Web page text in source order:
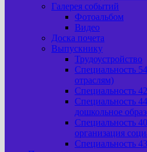
Галерея событий
Фотоальбом
Видео
Доска почета
Выпускнику
Трудоустройство
Специальность
отраслям)
Специальность
Специальность
дошкольное
Специальность
организация
Специальность